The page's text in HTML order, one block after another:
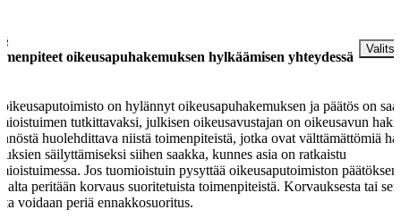
oikeusapuhakemuksen hylkäämisen yhteydessä
oikeusaputoimisto on hylännyt oikeusapuhakemuksen ja päätös on
tutkittavaksi, julkisen oikeusavustajan on oikeusavun
huolehdittava niistä toimenpiteistä, jotka ovat välttämättömiä
säilyttämiseksi siihen saakka, kunnes asia on ratkaistu
Jos tuomioistuin pysyttää oikeusaputoimiston
peritään korvaus suoritetuista toimenpiteistä. Korvauksesta tai sen
voidaan periä ennakkosuoritus.